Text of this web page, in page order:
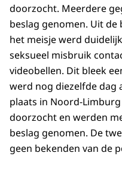
doorzocht. Meerdere
beslag genomen. Uit de
het meisje werd
seksueel misbruik
videobellen. Dit bleek
werd nog diezelfde dag
plaats in Noord-
doorzocht en werden
beslag genomen. De
geen bekenden van de